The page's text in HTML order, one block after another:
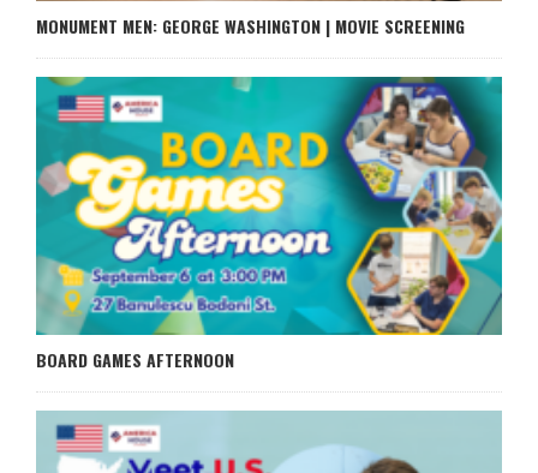
MONUMENT MEN: GEORGE WASHINGTON | MOVIE SCREENING
BOARD GAMES AFTERNOON